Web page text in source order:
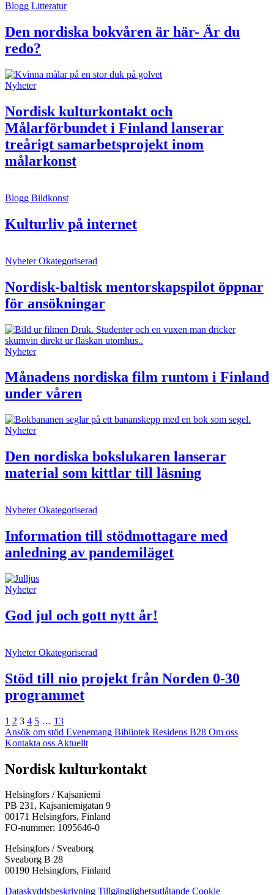
Blogg Litteratur
Den nordiska bokvåren är här- Är du
redo?
Nyheter
Nordisk kulturkontakt och
Målarförbundet i Finland lanserar
treårigt samarbetsprojekt inom
målarkonst
Blogg Bildkonst
Kulturliv på internet
NyheterOkategoriserad
Nordisk-baltisk mentorskapspilot öppnar
för ansökningar
Nyheter
Månadens nordiska film runtom i Finland
under våren
Nyheter
Den nordiska bokslukaren lanserar
material som kittlar till läsning
NyheterOkategoriserad
Information till stödmottagare med
anledning av pandemiläget
Nyheter
God jul och gott nytt år!
NyheterOkategoriserad
Stöd till nio projekt från Norden 0-30
programmet
Föregående
Sida
1 Sida
2 Sida
3 Sida
4 Sida
5 … Sida
13Nästa
Ansök om stöd Evenemang Bibliotek Residens B28 Om oss
Kontakta oss Aktuellt
Facebook:
Öppnas
en
ny
flik
Instagram:
Öppnas
en
ny
flik
TikTok:
Öppnas
en
ny
flik
Youtube:
Öppnas
en
ny
flik
Vimeo:
Öppnas
en
ny
flik
Nordisk kulturkontakt
Helsingfors / Kajsaniemi
PB 231, Kajsaniemigatan 9
00171 Helsingfors, Finland
FO-nummer: 1095646-0
Helsingfors / Sveaborg
Sveaborg B 28
00190 Helsingfors, Finland
Dataskyddsbeskrivning Tillgänglighetsutlåtande Cookie